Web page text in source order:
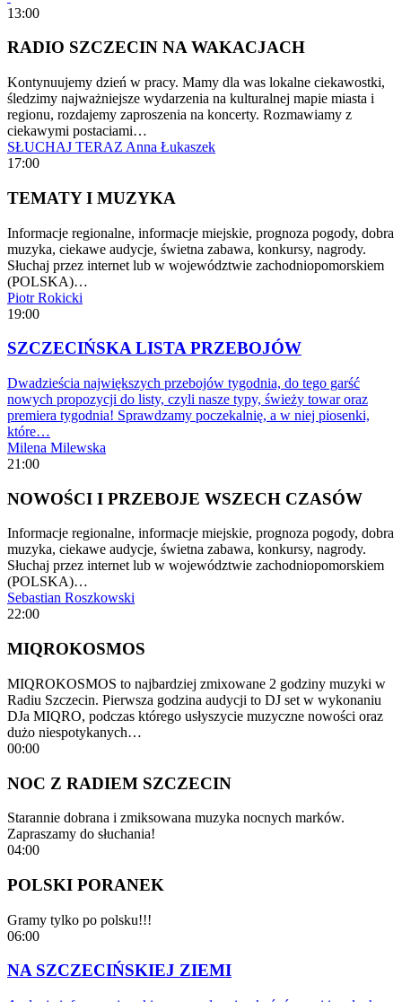
13:00
RADIO SZCZECIN NA WAKACJACH
Kontynuujemy dzień w pracy. Mamy dla was lokalne ciekawostki,
śledzimy najważniejsze wydarzenia na kulturalnej mapie miasta i
regionu, rozdajemy zaproszenia na koncerty. Rozmawiamy z
ciekawymi postaciami…
SŁUCHAJ TERAZ Anna Łukaszek
17:00
TEMATY I MUZYKA
Informacje regionalne, informacje miejskie, prognoza pogody, dobra
muzyka, ciekawe audycje, świetna zabawa, konkursy, nagrody.
Słuchaj przez internet lub w województwie zachodniopomorskiem
(POLSKA)…
Piotr Rokicki
19:00
SZCZECIŃSKA LISTA PRZEBOJÓW
Dwadzieścia największych przebojów tygodnia, do tego garść
nowych propozycji do listy, czyli nasze typy, świeży towar oraz
premiera tygodnia! Sprawdzamy poczekalnię, a w niej piosenki,
które…
Milena Milewska
21:00
NOWOŚCI I PRZEBOJE WSZECH CZASÓW
Informacje regionalne, informacje miejskie, prognoza pogody, dobra
muzyka, ciekawe audycje, świetna zabawa, konkursy, nagrody.
Słuchaj przez internet lub w województwie zachodniopomorskiem
(POLSKA)…
Sebastian Roszkowski
22:00
MIQROKOSMOS
MIQROKOSMOS to najbardziej zmixowane 2 godziny muzyki w
Radiu Szczecin. Pierwsza godzina audycji to DJ set w wykonaniu
DJa MIQRO, podczas którego usłyszycie muzyczne nowości oraz
dużo niespotykanych…
00:00
NOC Z RADIEM SZCZECIN
Starannie dobrana i zmiksowana muzyka nocnych marków.
Zapraszamy do słuchania!
04:00
POLSKI PORANEK
Gramy tylko po polsku!!!
06:00
NA SZCZECIŃSKIEJ ZIEMI